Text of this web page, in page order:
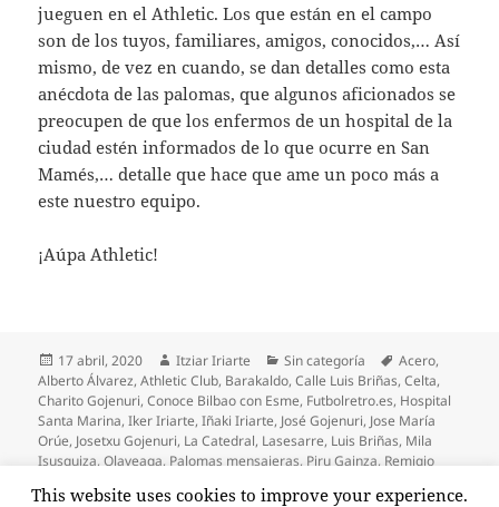
jueguen en el Athletic. Los que están en el campo
son de los tuyos, familiares, amigos, conocidos,… Así
mismo, de vez en cuando, se dan detalles como esta
anécdota de las palomas, que algunos aficionados se
preocupen de que los enfermos de un hospital de la
ciudad estén informados de lo que ocurre en San
Mamés,… detalle que hace que ame un poco más a
este nuestro equipo.
¡Aúpa Athletic!
Publicado
el
17 abril, 2020 Autor
Itziar Iriarte Categorías
Sin categoría Etiquetas
Acero,
Alberto Álvarez,Athletic Club, Barakaldo,Calle Luis Briñas,Celta,
Charito Gojenuri,Conoce Bilbao con Esme, Futbolretro.es, Hospital
Santa Marina,Iker Iriarte,Iñaki Iriarte, José Gojenuri, Jose María
Orúe, Josetxu Gojenuri, La Catedral, Lasesarre, Luis Briñas, Mila
Isusquiza,Olaveaga, Palomas mensajeras, Piru Gainza, Remigio
Isusquiza,Sole Isusquiza,Valen Iriarte 30 comentariosen Las
This website uses cookies to improve your experience.